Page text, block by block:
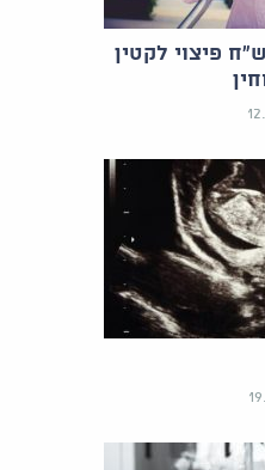
ש"ח פיצוי לקטין